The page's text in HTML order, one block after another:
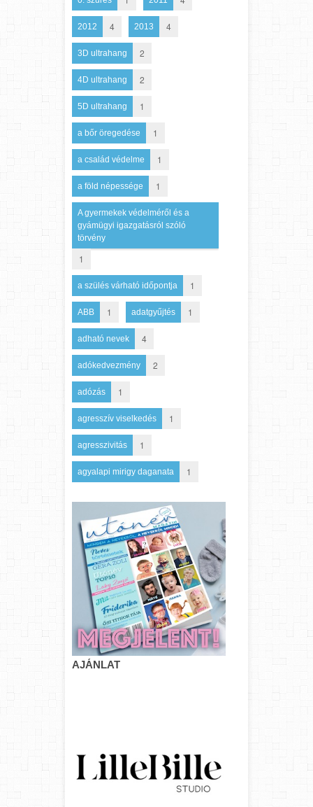
2012 4 2013 4
3D ultrahang 2
4D ultrahang 2
5D ultrahang 1
a bőr öregedése 1
a család védelme 1
a föld népessége 1
A gyermekek védelméről és a
gyámügyi igazgatásról szóló
törvény
1
a szülés várható időpontja 1
ABB 1 adatgyűjtés 1
adható nevek 4
adókedvezmény 2
adózás 1
agresszív viselkedés 1
agresszivitás 1
agyalapi mirigy daganata 1
AJÁNLAT